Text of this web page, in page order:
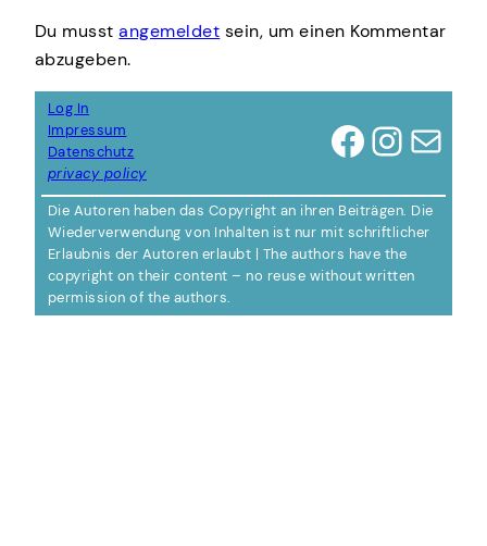
Du musstangemeldet sein, um einen Kommentar
abzugeben.
Log In
Impressum
Datenschutz
privacy policy
Facebook InstagramE-Mail
Die Autoren haben das Copyright an ihren Beiträgen. Die
Wiederverwendung von Inhalten ist nur mit schriftlicher
Erlaubnis der Autoren erlaubt | The authors have the
copyright on their content – no reuse without written
permission of the authors.